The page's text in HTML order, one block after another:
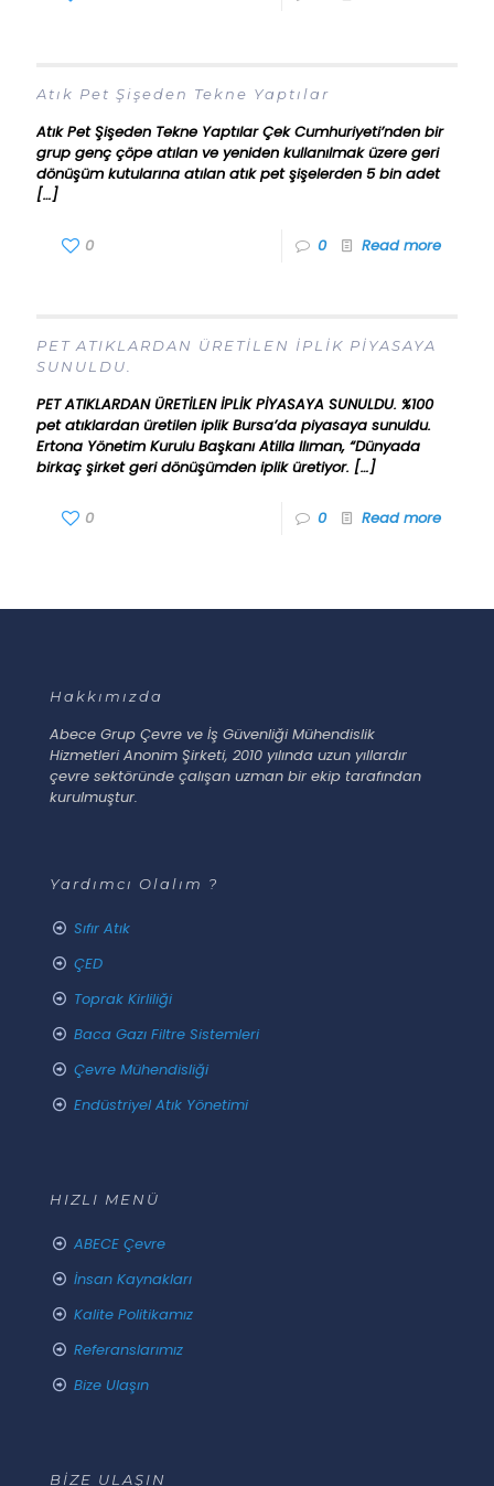
Atık Pet Şişeden Tekne Yaptılar
Atık Pet Şişeden Tekne Yaptılar Çek Cumhuriyeti’nden bir
grup genç çöpe atılan ve yeniden kullanılmak üzere geri
dönüşüm kutularına atılan atık pet şişelerden 5 bin adet
[…]
0 0 Read more
PET ATIKLARDAN ÜRETİLEN İPLİK PİYASAYA
SUNULDU.
PET ATIKLARDAN ÜRETİLEN İPLİK PİYASAYA SUNULDU. %100
pet atıklardan üretilen iplik Bursa’da piyasaya sunuldu.
Ertona Yönetim Kurulu Başkanı Atilla Ilıman, “Dünyada
birkaç şirket geri dönüşümden iplik üretiyor. […]
0 0 Read more
Hakkımızda
Abece Grup Çevre ve İş Güvenliği Mühendislik
Hizmetleri Anonim Şirketi, 2010 yılında uzun yıllardır
çevre sektöründe çalışan uzman bir ekip tarafından
kurulmuştur.
Yardımcı Olalım ?
Sıfır Atık
ÇED
Toprak Kirliliği
Baca Gazı Filtre Sistemleri
Çevre Mühendisliği
Endüstriyel Atık Yönetimi
HIZLI MENÜ
ABECE Çevre
İnsan Kaynakları
Kalite Politikamız
Referanslarımız
Bize Ulaşın
BİZE ULAŞIN